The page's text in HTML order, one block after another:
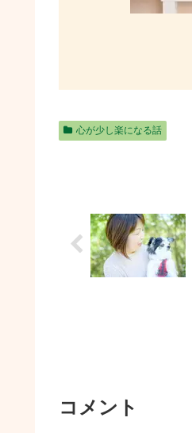
心が少し楽になる話
コメント